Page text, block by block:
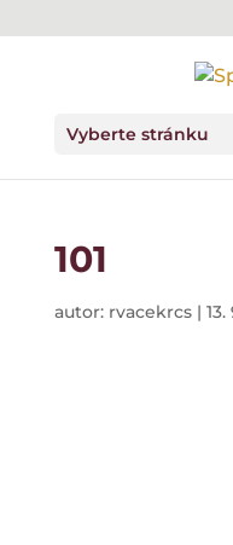
Vyberte stránku
101
autor: rvacekrcs| 13.